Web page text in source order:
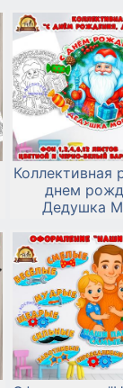
Коллективная
днем
Дедушка